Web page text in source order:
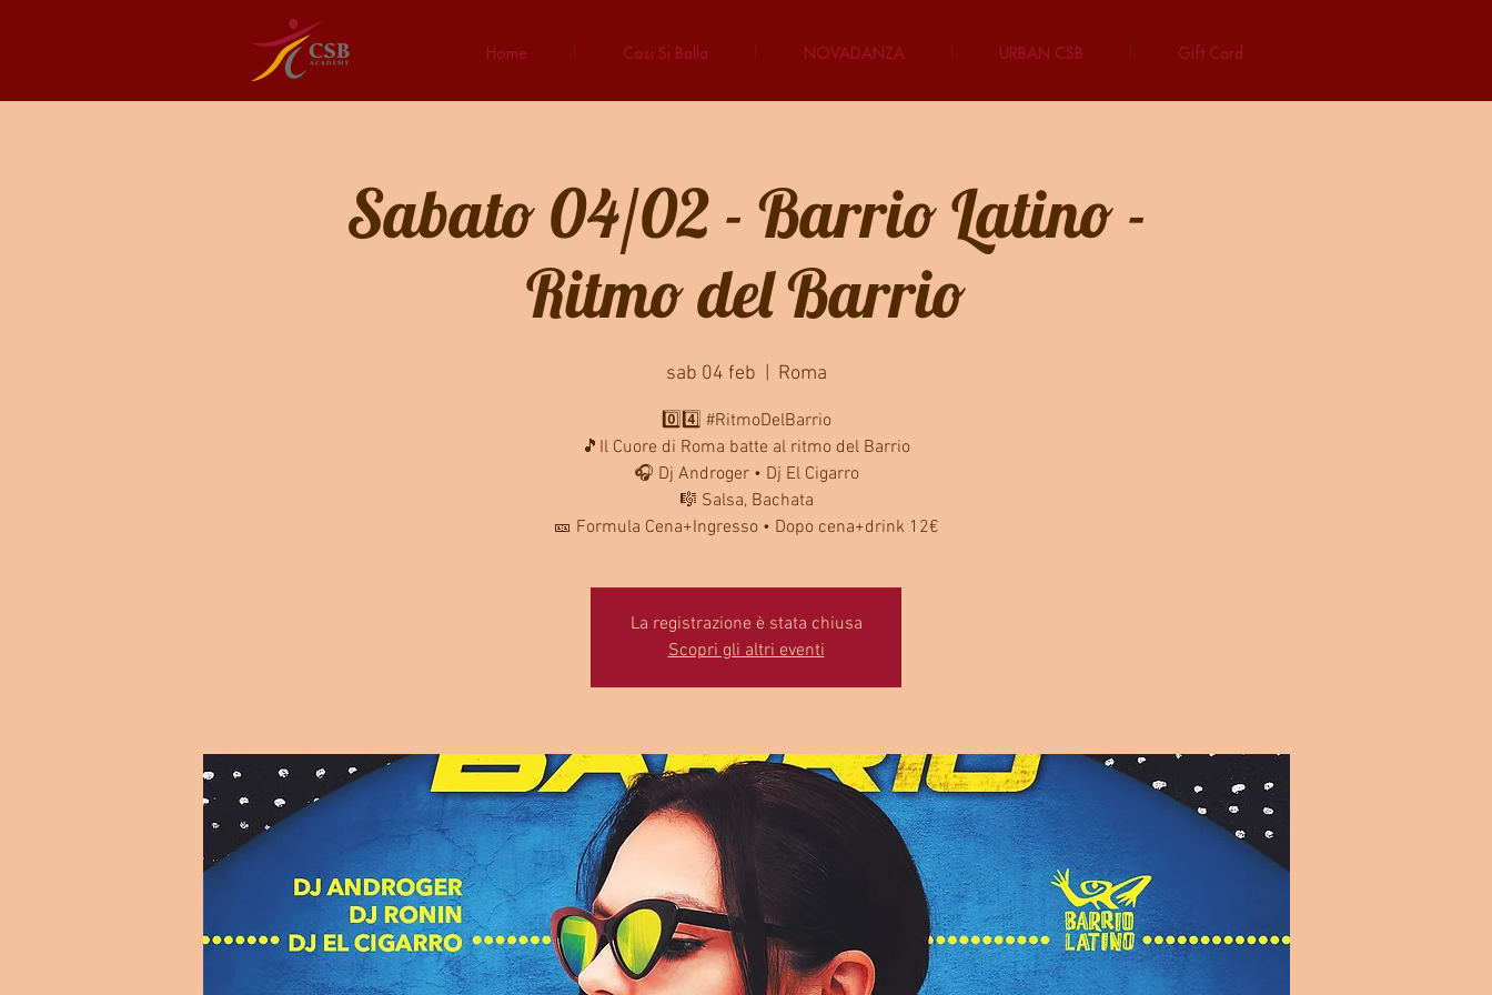
Home Cosi Si Balla NOVADANZA URBAN CSB Gift Card
Sabato 04/02 - Barrio Latino -
Ritmo del Barrio
sab 04 feb Roma
0️⃣4️⃣ #RitmoDelBarrio
🎵Il Cuore di Roma batte al ritmo del Barrio
🎧 Dj Androger • Dj El Cigarro
🎼 Salsa, Bachata
🎫 Formula Cena+Ingresso • Dopo cena+drink 12€
La registrazione è stata chiusa
Scopri gli altri eventi